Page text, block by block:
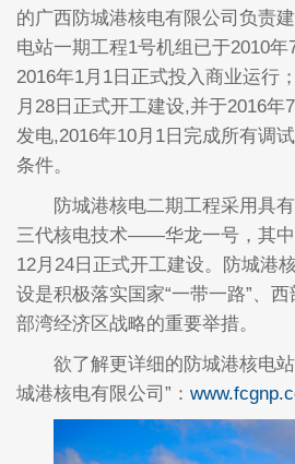
的广西防城港核电有限公司负责
电站一期工程1号机组已于2010年
2016年1月1日正式投入商业运行
月28日正式开工建设,并于2016年
发电,2016年10月1日完成所有调
条件。
防城港核电二期工程采用具
三代核电技术——华龙一号，其中
12月24日正式开工建设。防城港
设是积极落实国家“一带一路”、
部湾经济区战略的重要举措。
欲了解更详细的防城港核电
城港核电有限公司”：